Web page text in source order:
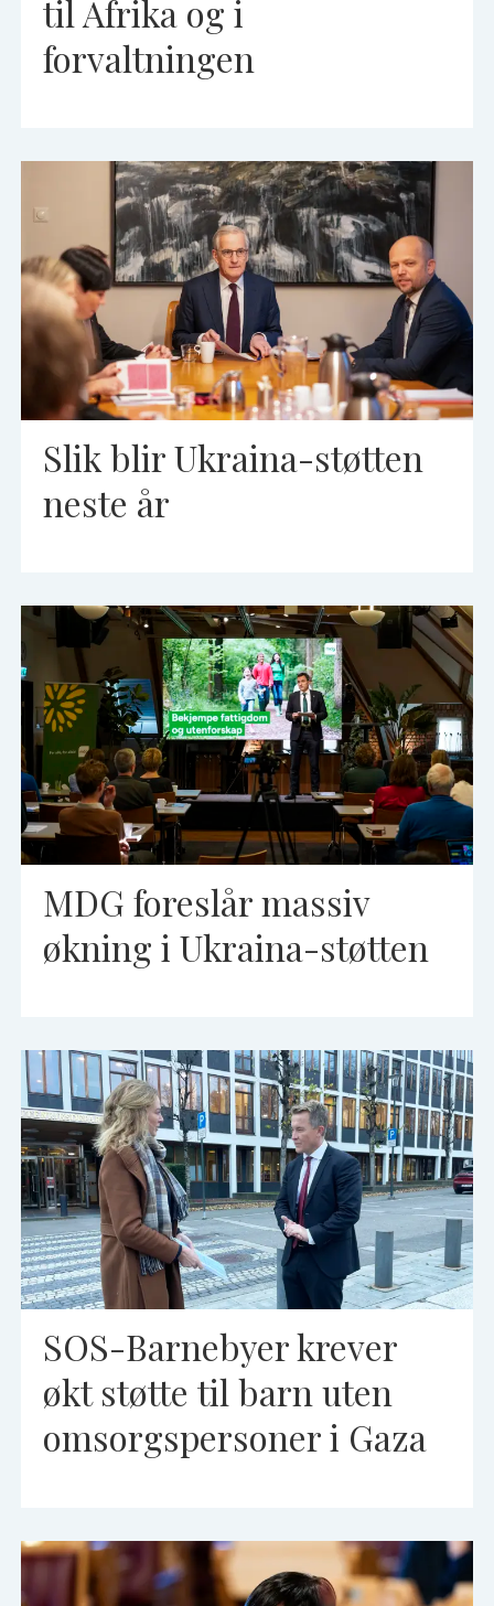
til Afrika og i
forvaltningen
Slik blir Ukraina-støtten
neste år
MDG foreslår massiv
økning i Ukraina-støtten
SOS-Barnebyer krever
økt støtte til barn uten
omsorgspersoner i Gaza